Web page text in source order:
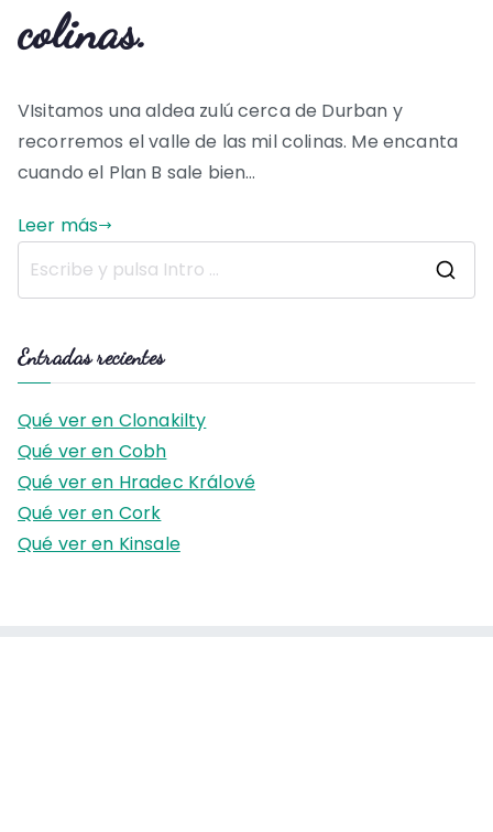
colinas.
VIsitamos una aldea zulú cerca de Durban y
recorremos el valle de las mil colinas. Me encanta
cuando el Plan B sale bien…
Leer más
Entradas recientes
Qué ver en Clonakilty
Qué ver en Cobh
Qué ver en Hradec Králové
Qué ver en Cork
Qué ver en Kinsale